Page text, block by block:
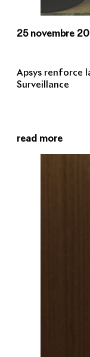
25 novembre
Apsys renforce
Surveillance
read more